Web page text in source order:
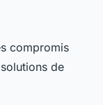
compromis
de